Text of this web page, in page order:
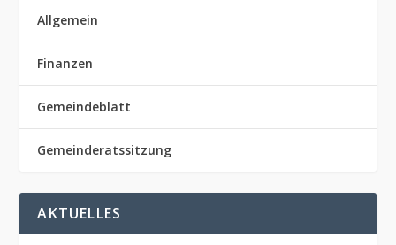
Allgemein
Finanzen
Gemeindeblatt
Gemeinderatssitzung
AKTUELLES